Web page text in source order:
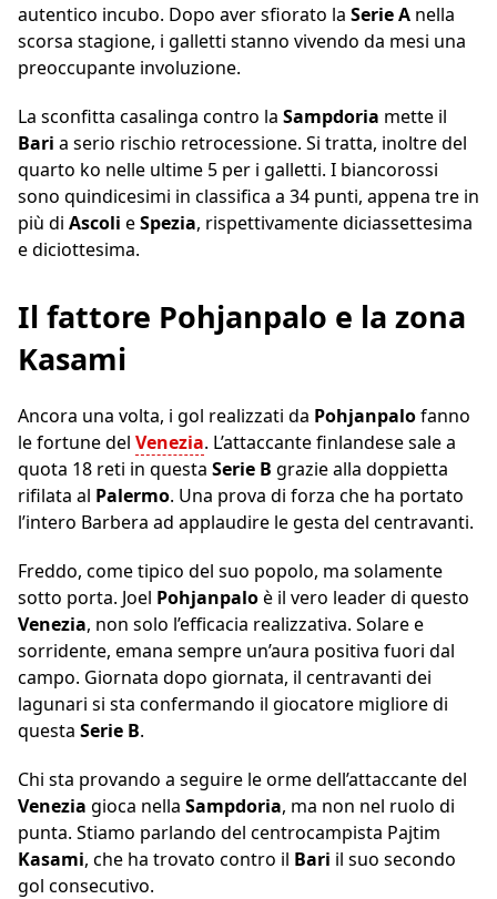
autentico incubo. Dopo aver sfiorato la Serie A nella
scorsa stagione, i galletti stanno vivendo da mesi una
preoccupante involuzione.
La sconfitta casalinga contro la Sampdoria mette il
Bari a serio rischio retrocessione. Si tratta, inoltre del
quarto ko nelle ultime 5 per i galletti. I biancorossi
sono quindicesimi in classifica a 34 punti, appena tre in
più di Ascoli eSpezia, rispettivamente diciassettesima
e diciottesima.
Il fattore Pohjanpalo e la zona
Kasami
Ancora una volta, i gol realizzati da Pohjanpalofanno
le fortune del Venezia. L’attaccante finlandese sale a
quota 18 reti in questa Serie B grazie alla doppietta
rifilata al Palermo. Una prova di forza che ha portato
l’intero Barbera ad applaudire le gesta del centravanti.
Freddo, come tipico del suo popolo, ma solamente
sotto porta. Joel Pohjanpaloè il vero leader di questo
Venezia, non solo l’efficacia realizzativa. Solare e
sorridente, emana sempre un’aura positiva fuori dal
campo. Giornata dopo giornata, il centravanti dei
lagunari si sta confermando il giocatore migliore di
questa Serie B.
Chi sta provando a seguire le orme dell’attaccante del
Venezia gioca nella Sampdoria, ma non nel ruolo di
punta. Stiamo parlando del centrocampista Pajtim
Kasami, che ha trovato contro il Bari il suo secondo
gol consecutivo.